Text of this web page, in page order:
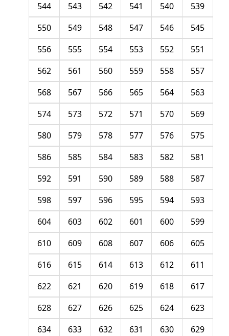
539
540
541
542
543
544
545
546
547
548
549
550
551
552
553
554
555
556
557
558
559
560
561
562
563
564
565
566
567
568
569
570
571
572
573
574
575
576
577
578
579
580
581
582
583
584
585
586
587
588
589
590
591
592
593
594
595
596
597
598
599
600
601
602
603
604
605
606
607
608
609
610
611
612
613
614
615
616
617
618
619
620
621
622
623
624
625
626
627
628
629
630
631
632
633
634